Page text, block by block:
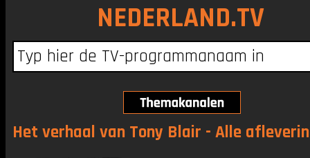
NEDERLAND.TV
Het verhaal van Tony Blair - Alle